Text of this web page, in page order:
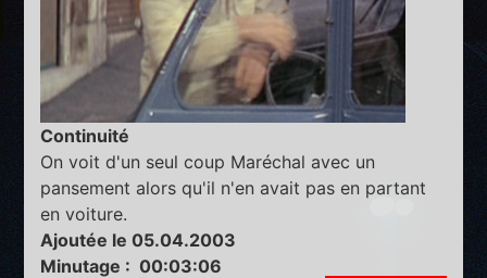
Continuité
On voit d'un seul coup Maréchal avec un
pansement alors qu'il n'en avait pas en partant
en voiture.
Ajoutée le 05.04.2003
Minutage : 00:03:06